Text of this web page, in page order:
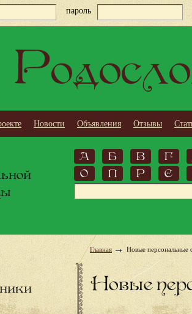
пароль
Новости Объявления Отзывы
А Б В
Г
О
П Р С
Главная Новые персональные
Новые